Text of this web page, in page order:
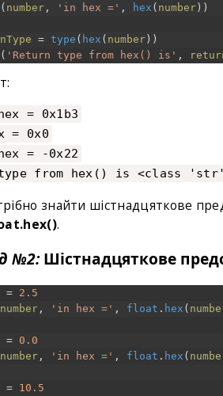
( number, 'in hex =' , hex ( number) )
= type ( hex ( number) )
( 'Return type from hex() is' ,
= 0x1b3
= 0x0
= -0x22
type from hex() is <class
знайти шістнадцяткове
.
№2:Шістнадцяткове
=
2.5
number, 'in hex =' , float . hex (
= 0.0
number, 'in hex =' , float . hex (
=
10.5